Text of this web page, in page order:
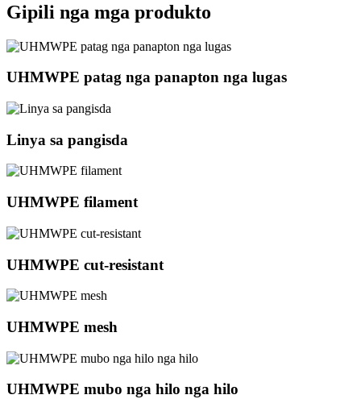
Gipili nga mga produkto
UHMWPE patag nga panapton nga lugas
Linya sa pangisda
UHMWPE filament
UHMWPE cut-resistant
UHMWPE mesh
UHMWPE mubo nga hilo nga hilo